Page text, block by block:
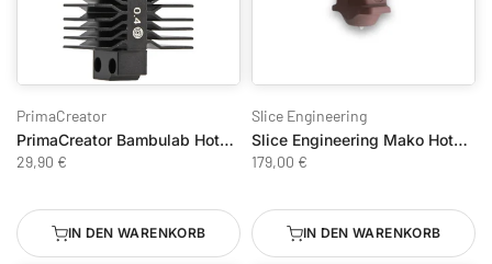
PrimaCreator
PrimaCreator Bambulab Hotend H 0.4mm für 1.75mm Filament
29,90 €
IN DEN WARENKORB
Slice Engineering
Slice Engineering Mako Hotend für Bambu Lab X1/X1C – mit Bondtech CHT Fin Düse
179,00 €
IN DEN WARENKORB